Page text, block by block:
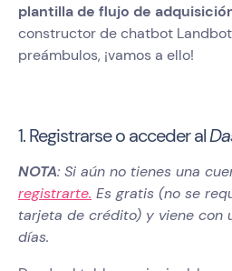
plantilla de flujo de
constructor de chatbot
preámbulos, ¡vamos a ello!
1. Registrarse o acceder al
NOTA: Si aún no tienes una
registrarte. Es gratis (no se
tarjeta de crédito) y viene con
días.